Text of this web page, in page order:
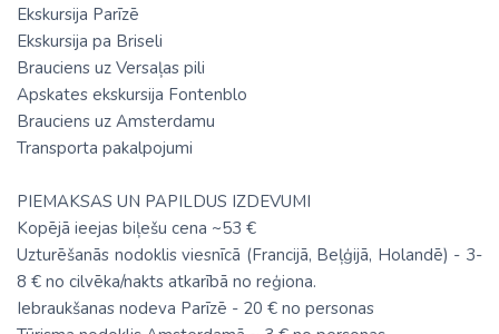
Ekskursija Parīzē
Ekskursija pa Briseli
Brauciens uz Versaļas pili
Apskates ekskursija Fontenblo
Brauciens uz Amsterdamu
Transporta pakalpojumi
PIEMAKSAS UN PAPILDUS IZDEVUMI
Kopējā ieejas biļešu cena ~53 €
Uzturēšanās nodoklis viesnīcā (Francijā, Beļģijā, Holandē) - 3-
8 € no cilvēka/nakts atkarībā no reģiona.
Iebraukšanas nodeva Parīzē - 20 € no personas